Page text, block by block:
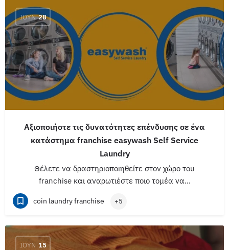
ΙΟΎΝ 28
Αξιοποιήστε τις δυνατότητες επένδυσης σε ένα
κατάστημα franchise easywash Self Service
Laundry
Θέλετε να δραστηριοποιηθείτε στον χώρο του
franchise και αναρωτιέστε ποιο τομέα να…
coin laundry franchise +5
ΙΟΎΝ 15